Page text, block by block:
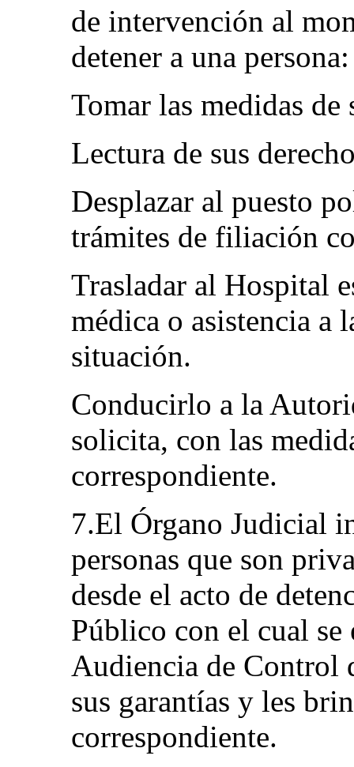
de intervención al
detener a una persona:
Tomar las medidas
Lectura de sus
Desplazar al puesto
trámites de filiación
Trasladar al Hospital
médica o asistencia a
situación.
Conducirlo a la
solicita, con las
correspondiente.
7.El Órgano Judicial
personas que son
desde el acto de
Público con el cual se
Audiencia de Control
sus garantías y les
correspondiente.